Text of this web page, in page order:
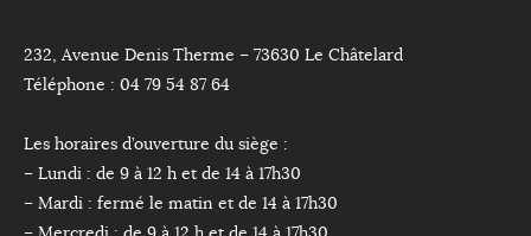
232, Avenue Denis Therme – 73630 Le Châtelard
Téléphone : 04 79 54 87 64
Les horaires d’ouverture du siège :
– Lundi : de 9 à 12 h et de 14 à 17h30
– Mardi : fermé le matin et de 14 à 17h30